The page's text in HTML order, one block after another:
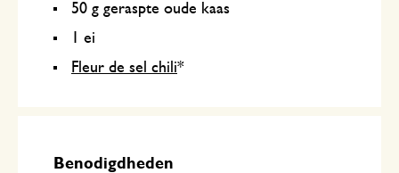
50 g geraspte oude kaas
1 ei
Fleur de sel chili*
Benodigdheden